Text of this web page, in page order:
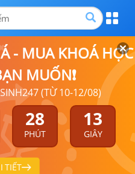
- MUA KHOÁ HỌC
MUỐN❗
(TỪ 10-12/08)
28
PHÚT
13
GIÂY
TIẾT